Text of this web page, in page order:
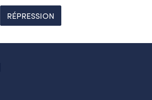
RÉPRESSION